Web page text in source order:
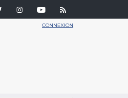
CONNEXION